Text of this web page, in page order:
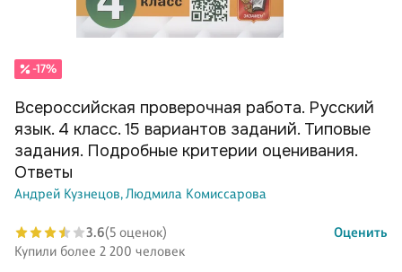
-17%
Всероссийская проверочная работа. Русский
язык. 4 класс. 15 вариантов заданий. Типовые
задания. Подробные критерии оценивания.
Ответы
Андрей Кузнецов,Людмила Комиссарова
3.6(5 оценок)
Оценить
Купили более 2 200 человек